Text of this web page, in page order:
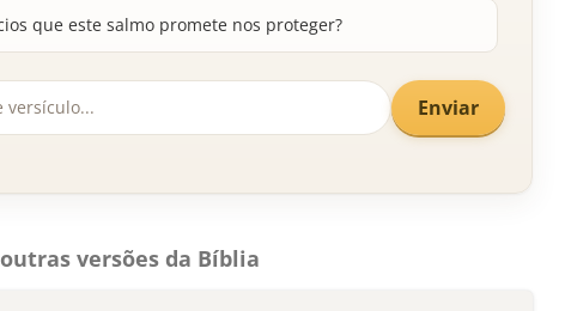
que este salmo promete nos proteger?
Enviar
versões da Bíblia